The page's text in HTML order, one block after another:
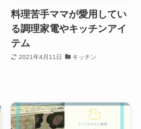
料理苦手ママが愛用してい
る調理家電やキッチンアイ
テム
2021年4月11日 キッチン